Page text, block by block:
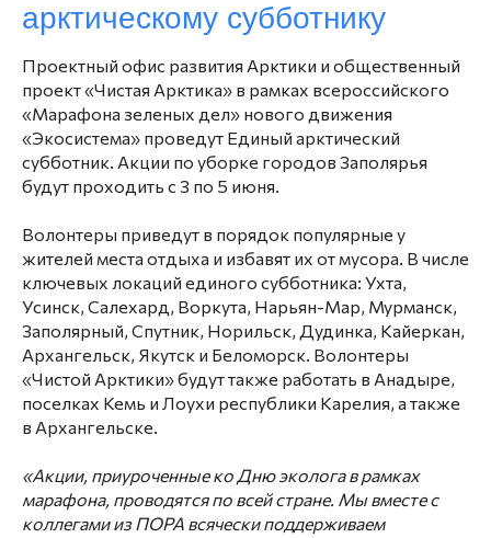
арктическому субботнику
Проектный офис развития Арктики и общественный
проект «Чистая Арктика» в рамках всероссийского
«Марафона зеленых дел» нового движения
«Экосистема» проведут Единый арктический
субботник. Акции по уборке городов Заполярья
будут проходить с 3 по 5 июня.
Волонтеры приведут в порядок популярные у
жителей места отдыха и избавят их от мусора. В числе
ключевых локаций единого субботника: Ухта,
Усинск, Салехард, Воркута, Нарьян-Мар, Мурманск,
Заполярный, Спутник, Норильск, Дудинка, Кайеркан,
Архангельск, Якутск и Беломорск. Волонтеры
«Чистой Арктики» будут также работать в Анадыре,
поселках Кемь и Лоухи республики Карелия, а также
в Архангельске.
«Акции, приуроченные ко Дню эколога в рамках
марафона, проводятся по всей стране. Мы вместе с
коллегами из ПОРА всячески поддерживаем